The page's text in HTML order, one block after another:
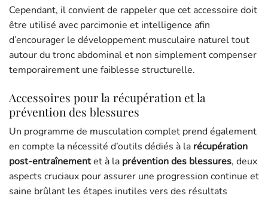
Cependant, il convient de rappeler que cet accessoire doit
être utilisé avec parcimonie et intelligence afin
d’encourager le développement musculaire naturel tout
autour du tronc abdominal et non simplement compenser
temporairement une faiblesse structurelle.
Accessoires pour la récupération et la
prévention des blessures
Un programme de musculation complet prend également
en compte la nécessité d’outils dédiés à la récupération
post-entraînementet à la prévention des blessures, deux
aspects cruciaux pour assurer une progression continue et
saine brûlant les étapes inutiles vers des résultats